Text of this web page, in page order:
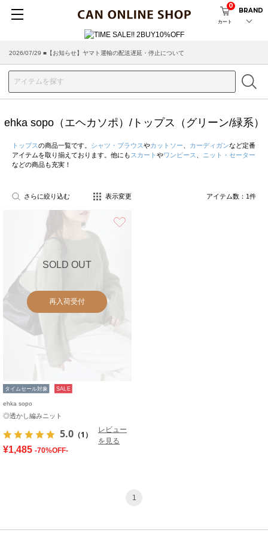
カート
0
BRAND
2026/07/29 ■【お知らせ】ヤマト運輸の配送遅延・停止について
ehka sopo（エヘカソポ）/トップス（グリーン/緑系）
トップスの商品一覧です。 シャツ・ブラウスやカットソー カーディガンなど定番
アイテムを取り揃えております。他にも スカート やワンピース
ニット・セーター
などの商品も充実！
さらに絞り込む 表示変更 アイテム数： 1件
SOLD OUT
再入荷受付
タイムセール対象 SALE
ehka sopo
◎透かし編みニット
5.0 （1）
レビュー
を見る
¥1,485 -70%OFF-
1